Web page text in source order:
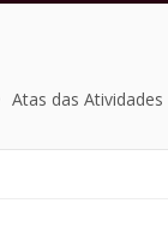
Atas das Atividades